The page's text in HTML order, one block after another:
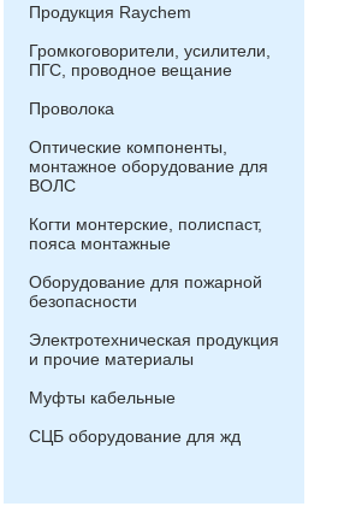
Продукция Raychem
Громкоговорители, усилители,
ПГС, проводное вещание
Проволока
Оптические компоненты,
монтажное оборудование для
ВОЛС
Когти монтерские, полиспаст,
пояса монтажные
Оборудование для пожарной
безопасности
Электротехническая продукция
и прочие материалы
Муфты кабельные
СЦБ оборудование для жд